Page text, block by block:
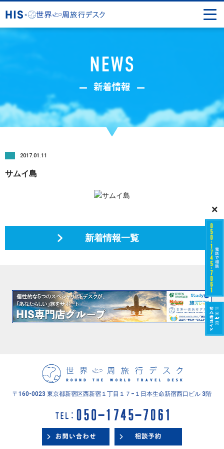
2017.01.11
サムイ島
新着情報一覧
×
〒160-0023 東京都新宿区西新宿１丁目１７−１ 日本生命新宿西口ビル 3階